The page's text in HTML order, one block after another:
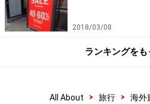
2018/03/08
ランキングをも
All About > 旅行 > 海外